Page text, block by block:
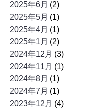
2025年6月 (2)
2025年5月 (1)
2025年4月 (1)
2025年1月 (2)
2024年12月 (3)
2024年11月 (1)
2024年8月 (1)
2024年7月 (1)
2023年12月 (4)